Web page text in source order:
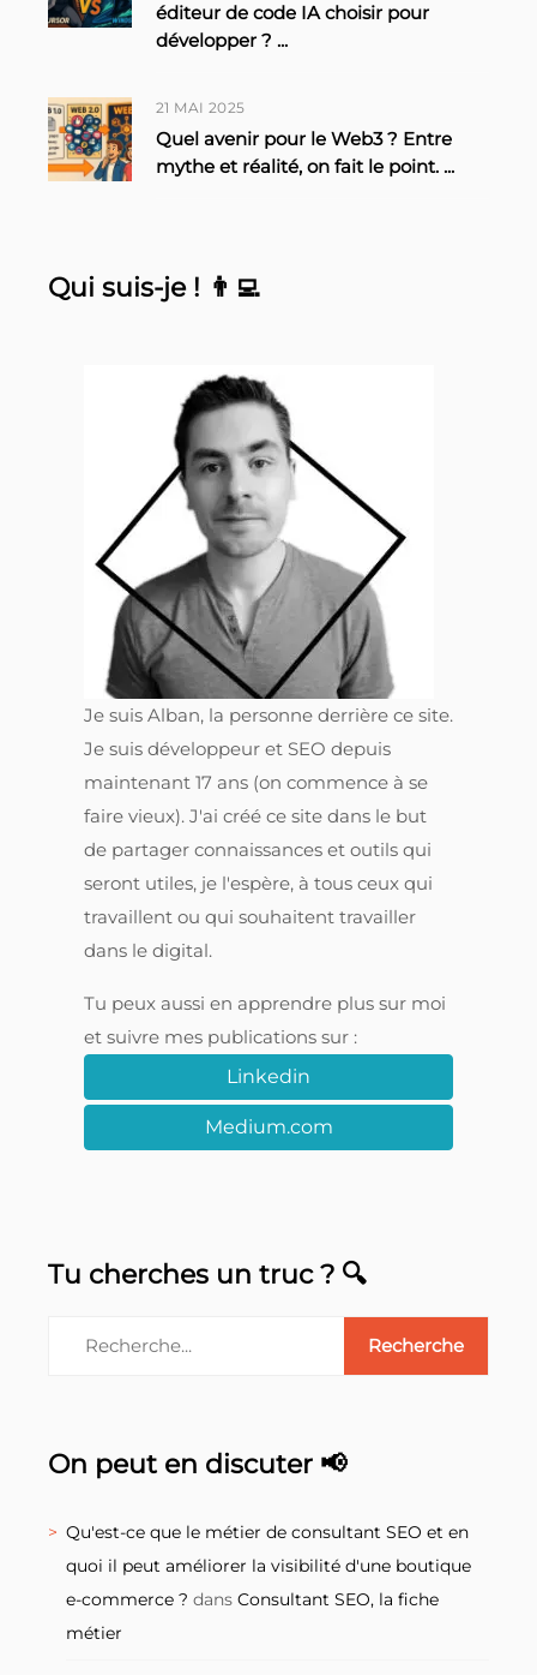
éditeur de code IA choisir pour
développer ? ...
21 MAI 2025
Quel avenir pour le Web3 ? Entre
mythe et réalité, on fait le point. ...
Qui suis-je ! 👨‍💻
Je suis Alban, la personne derrière ce site.
Je suis développeur et SEO depuis
maintenant 17 ans (on commence à se
faire vieux). J'ai créé ce site dans le but
de partager connaissances et outils qui
seront utiles, je l'espère, à tous ceux qui
travaillent ou qui souhaitent travailler
dans le digital.
Tu peux aussi en apprendre plus sur moi
et suivre mes publications sur :
Linkedin
Medium.com
Tu cherches un truc ? 🔍
On peut en discuter 📢
Qu'est-ce que le métier de consultant SEO et en
quoi il peut améliorer la visibilité d'une boutique
e-commerce ? dans Consultant SEO, la fiche
métier